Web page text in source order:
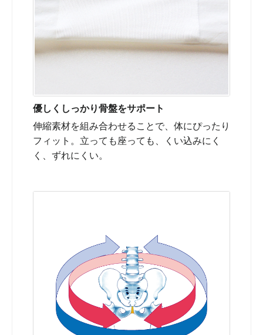
優しくしっかり骨盤をサポート
伸縮素材を組み合わせることで、体にぴったり
フィット。立っても座っても、くい込みにく
く、ずれにくい。